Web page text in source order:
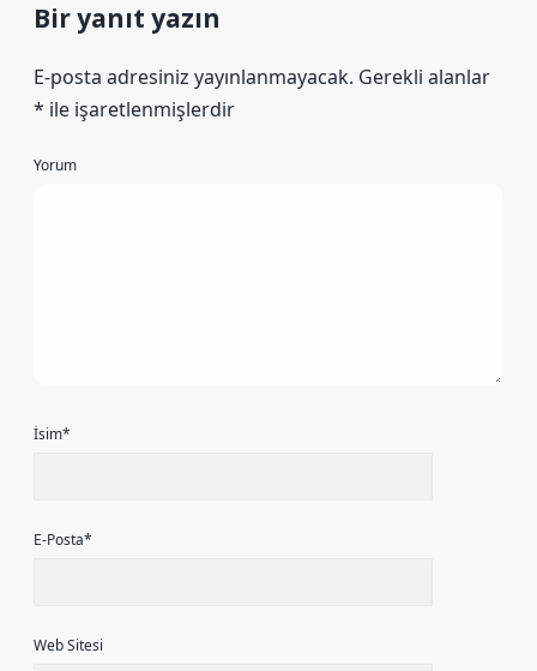
Bir yanıt yazın
E-posta adresiniz yayınlanmayacak. Gerekli alanlar
* ile işaretlenmişlerdir
Yorum
İsim*
E-Posta*
Web Sitesi